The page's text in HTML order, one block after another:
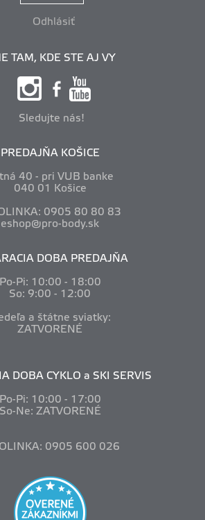
Odhlásiť
TAM, KDE STE AJ VY
Sledujte nás!
PREDAJŇA KOŠICE
40 - pri VUB banke
040 01 Košice
0905 80 80 83
eshop@pro-body.sk
DOBA PREDAJŇA
Po-Pi: 10:00 - 18:00
So: 9:00 - 12:00
a štátne sviatky:
ZATVORENÉ
DOBA CYKLO a SKI SERVIS
Po-Pi: 10:00 - 17:00
So-Ne: ZATVORENÉ
0905 600 026